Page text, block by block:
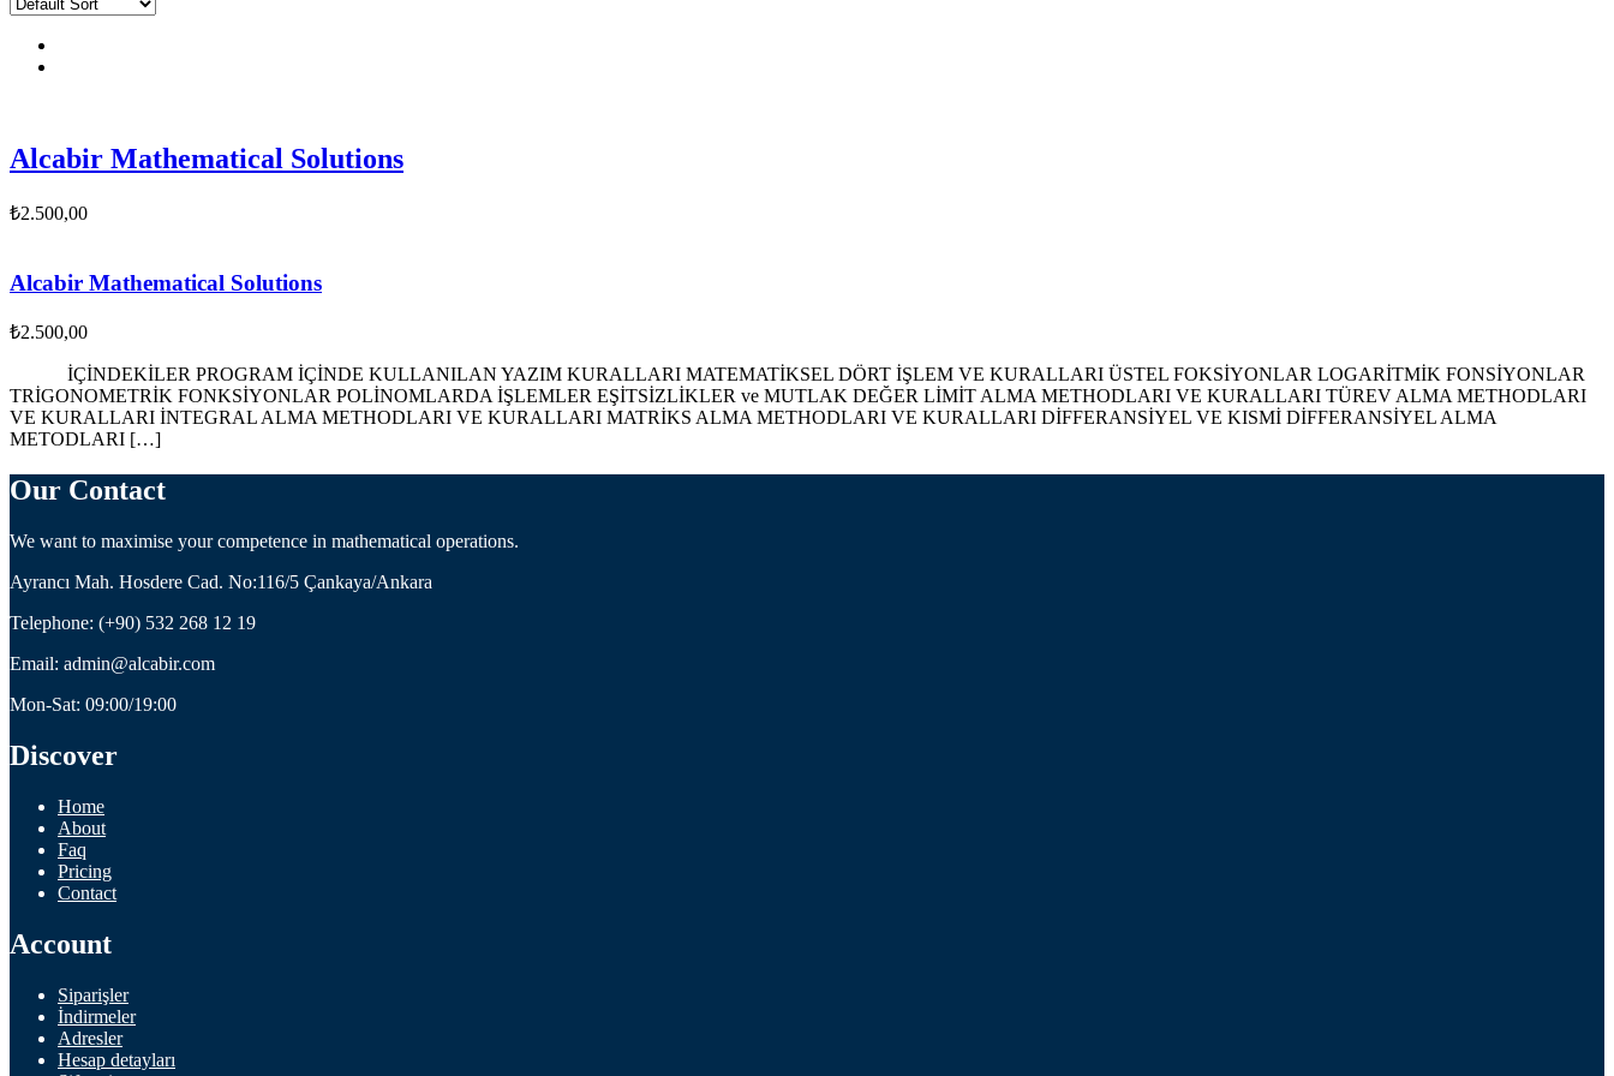
Alcabir Mathematical Solutions
₺2.500,00
Alcabir Mathematical Solutions
₺2.500,00
İÇİNDEKİLER PROGRAM İÇİNDE KULLANILAN YAZIM KURALLARI MATEMATİKSEL DÖRT İŞLEM VE KURALLARI ÜSTEL FOKSİYONLAR LOGARİTMİK FONSİYONLAR
TRİGONOMETRİK FONKSİYONLAR POLİNOMLARDA İŞLEMLER EŞİTSİZLİKLER ve MUTLAK DEĞER LİMİT ALMA METHODLARI VE KURALLARI TÜREV ALMA METHODLARI
VE KURALLARI İNTEGRAL ALMA METHODLARI VE KURALLARI MATRİKS ALMA METHODLARI VE KURALLARI DİFFERANSİYEL VE KISMİ DİFFERANSİYEL ALMA
METODLARI […]
Our Contact
We want to maximise your competence in mathematical operations.
Ayrancı Mah. Hosdere Cad. No:116/5 Çankaya/Ankara
Telephone: (+90) 532 268 12 19
Email: admin@alcabir.com
Mon-Sat: 09:00/19:00
Discover
Home
About
Faq
Pricing
Contact
Account
Siparişler
İndirmeler
Adresler
Hesap detayları